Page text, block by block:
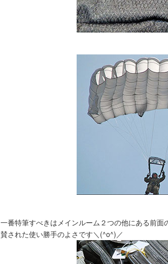
一番特筆すべきはメインルーム２つの他にある前
賛された使い勝手のよさです＼(^o^)／